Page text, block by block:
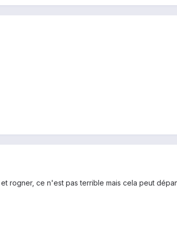
rogner, ce n'est pas terrible mais cela peut